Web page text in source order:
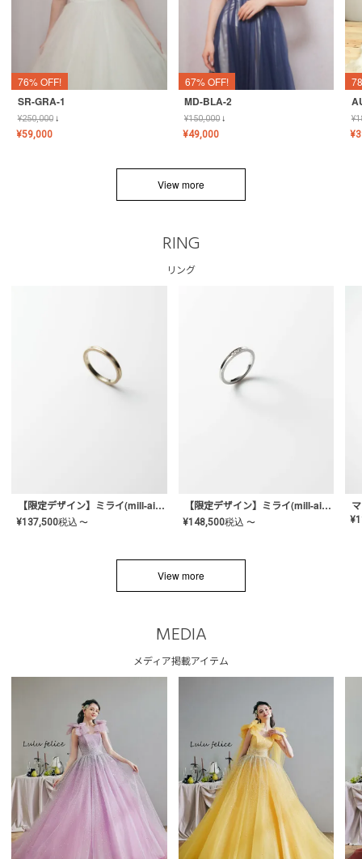
76% OFF!
SR-GRA-1
¥250,000↓
¥59,000
67% OFF!
MD-BLA-2
¥150,000↓
¥49,000
¥
¥
View more
RING
リング
【限定デザイン】ミライ(mill-ai)リング
¥137,500税込 〜
【限定デザイン】ミライ(mill-ai)リング
¥148,500税込 〜 ¥
View more
MEDIA
メディア掲載アイテム